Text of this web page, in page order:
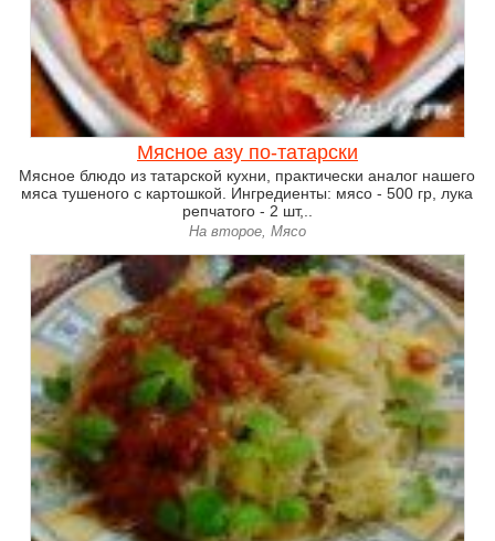
Мясное азу по-татарски
Мясное блюдо из татарской кухни, практически аналог нашего
мяса тушеного с картошкой. Ингредиенты: мясо - 500 гр, лука
репчатого - 2 шт,..
На второе, Мясо